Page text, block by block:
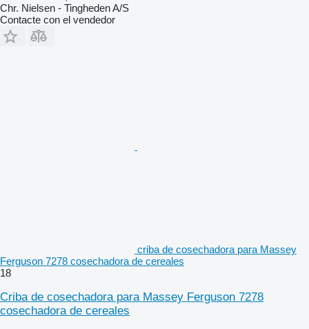
Chr. Nielsen - Tingheden A/S
Contacte con el vendedor
criba de cosechadora para Massey
Ferguson 7278 cosechadora de cereales
18
Criba de cosechadora para Massey Ferguson 7278
cosechadora de cereales